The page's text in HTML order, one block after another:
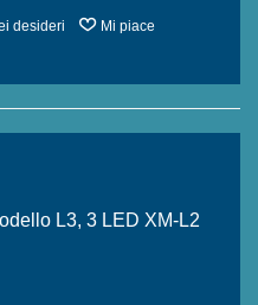
desideri
Mi piace
L3, 3 LED XM-L2